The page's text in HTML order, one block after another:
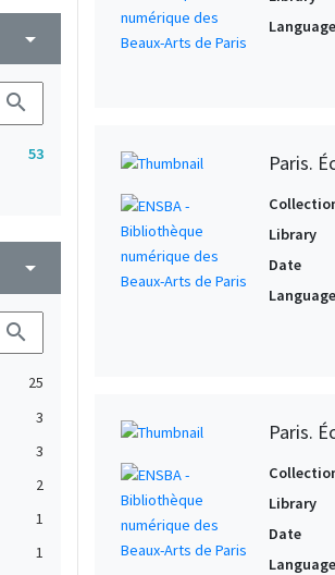
arrow_drop_down
search
53
arrow_drop_down
search
25
3
3
2
1
1
Language
Paris.
Library
Date
Language
Paris.
Library
Date
Language